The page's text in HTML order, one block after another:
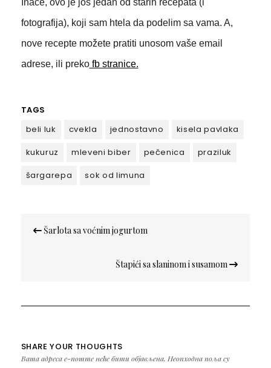
fotografija), koji sam htela da podelim sa vama. A,
nove recepte možete pratiti unosom vaše email
adrese, ili prekofb stranice.
TAGS
beli luk
cvekla jednostavno
kisela pavlaka
kukuruz
mleveni biber pečenica
praziluk
šargarepa
sok od limuna
Кретање
чланка
Šarlota sa voćnim jogurtom
Štapići sa slaninom i susamom
SHARE YOUR THOUGHTS
Ваша адреса е-поште неће бити објављена. Неопходна поља су